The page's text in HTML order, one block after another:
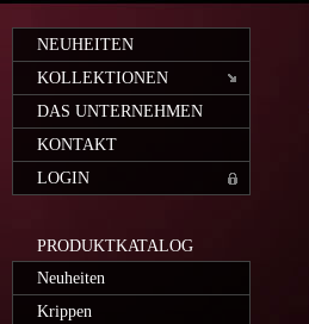
NEUHEITEN
KOLLEKTIONEN
DAS UNTERNEHMEN
KONTAKT
LOGIN
PRODUKTKATALOG
Neuheiten
Krippen